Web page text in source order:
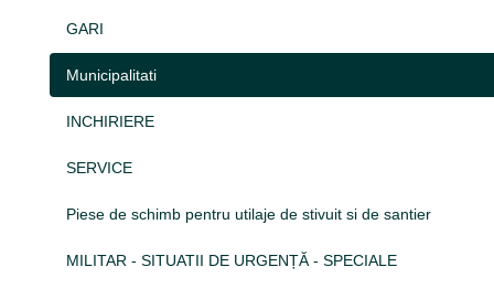
GARI
Municipalitati
INCHIRIERE
SERVICE
Piese de schimb pentru utilaje de stivuit si de santier
MILITAR - SITUATII DE URGENȚĂ - SPECIALE